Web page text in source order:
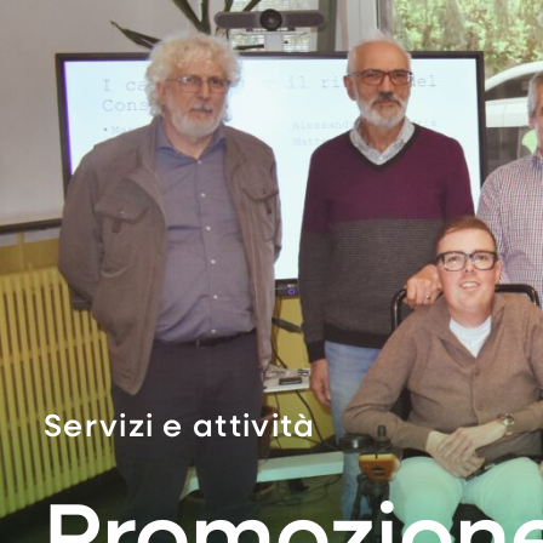
Servizi e attività